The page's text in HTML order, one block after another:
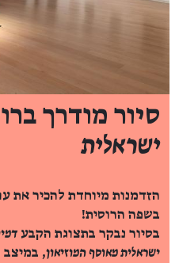
סיור מודרך
ישראלית
הזדמנות מיוחדת להכיר את
בשפה הרוסית!
בסיור נבקר בתצוגת הקבע
ישראלית מאוסף המוזיאון,